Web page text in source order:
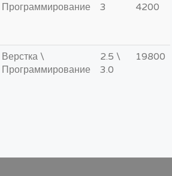
Программирование 3 4200
Верстка \
Программирование
2.5 \
3.0
19800